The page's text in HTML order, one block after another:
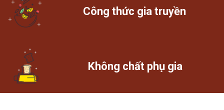
Công thức gia truyền
Không chất phụ gia